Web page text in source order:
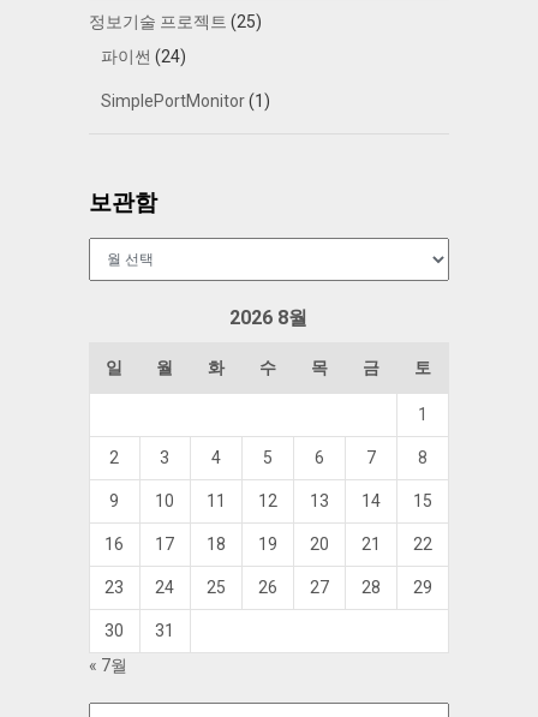
정보기술 프로젝트 (25)
파이썬 (24)
SimplePortMonitor(1)
보관함
2026 8월
일 월 화 수 목 금 토
1
2 3 4 5 6 7 8
9 10 11 12 13 14 15
16 17 18 19 20 21 22
23 24 25 26 27 28 29
30
31
« 7월